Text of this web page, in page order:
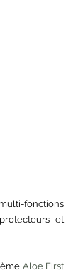
fonctions
et
Aloe First